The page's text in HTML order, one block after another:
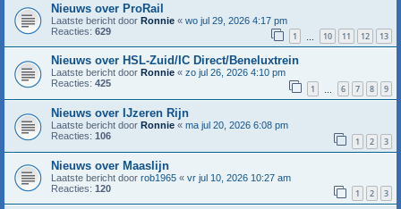
Nieuws over ProRail
Laatste bericht door Ronnie « wo jul 29, 2026 4:17 pm
Reacties: 629 1 10 11 12 13
Nieuws over HSL-Zuid/IC Direct/Beneluxtrein
Laatste bericht door Ronnie « zo jul 26, 2026 4:10 pm
Reacties: 425 1 6 7 8 9
Nieuws over IJzeren Rijn
Laatste bericht door Ronnie « ma jul 20, 2026 6:08 pm
Reacties: 106 1 2 3
Nieuws over Maaslijn
Laatste bericht door rob1965 « vr jul 10, 2026 10:27 am
Reacties: 120 1 2 3